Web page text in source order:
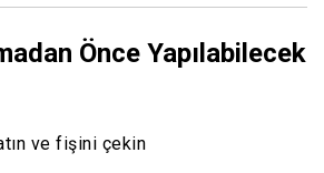
Önce Yapılabilecek
ve fişini çekin